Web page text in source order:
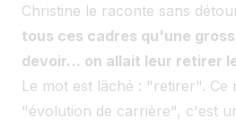
Christine le raconte sans
tous ces cadres qu'une
devoir… on allait leur retirer
Le mot est lâché : "retirer". Ce
"évolution de carrière", c'est